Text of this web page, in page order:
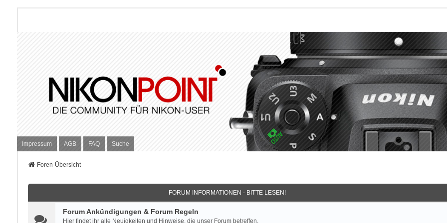
Impressum AGB FAQ Suche
Foren-Übersicht
FORUM INFORMATIONEN - BITTE LESEN!
Forum Ankündigungen & Forum Regeln
Hier findet ihr alle Neuigkeiten und Hinweise, die unser Forum betreffen.